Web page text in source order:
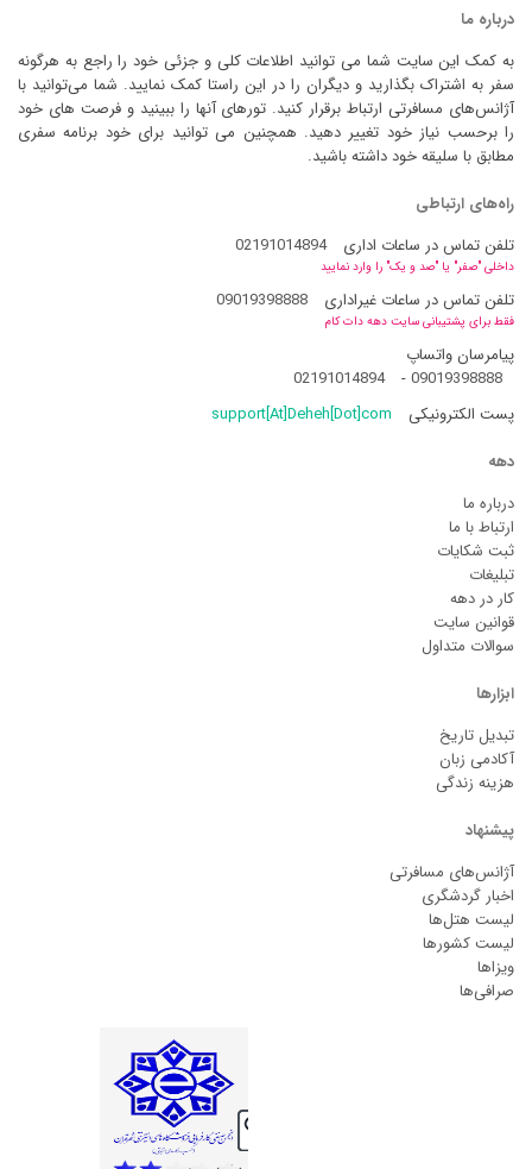
درباره ما
به کمک این سایت شما می توانید اطلاعات کلی و جزئی خود را راجع به هرگونه
سفر به اشتراک بگذارید و دیگران را در این راستا کمک نمایید. شما می‌توانید با
آژانس‌های مسافرتی ارتباط برقرار کنید. تورهای آنها را ببینید و فرصت های خود
را برحسب نیاز خود تغییر دهید. همچنین می توانید برای خود برنامه سفری
مطابق با سلیقه خود داشته باشید.
راه‌های ارتباطی
تلفن تماس در ساعات اداری
02191014894
داخلی "صفر" یا "صد و یک" را وارد نمایید
تلفن تماس در ساعات غیراداری 09019398888
فقط برای پشتیبانی سایت دهه دات کام
پیامرسان واتساپ
09019398888
-
02191014894
پست الکترونیکی
support[At]Deheh[Dot]com
دهه
درباره ما
ارتباط با ما
ثبت شکایات
تبلیغات
کار در دهه
قوانین سایت
سوالات متداول
ابزارها
تبدیل تاریخ
آکادمی زبان
هزینه زندگی
پیشنهاد
آژانس‌های مسافرتی
اخبار گردشگری
لیست هتل‌ها
لیست کشورها
ویزاها
صرافی‌ها